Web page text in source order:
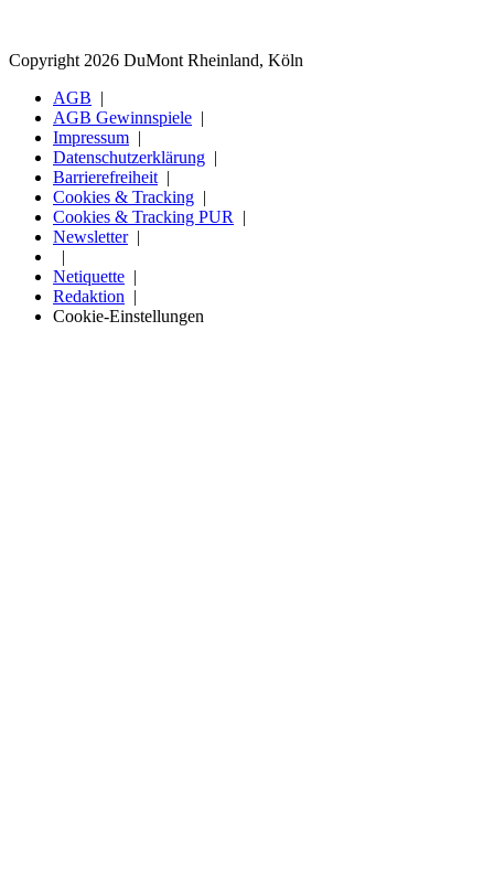
Copyright 2026 DuMont Rheinland, Köln
AGB
AGB Gewinnspiele
Impressum
Datenschutzerklärung
Barrierefreiheit
Cookies & Tracking
Cookies & Tracking PUR
Newsletter
Netiquette
Redaktion
Cookie-Einstellungen